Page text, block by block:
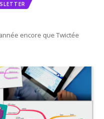
encore que Twictée